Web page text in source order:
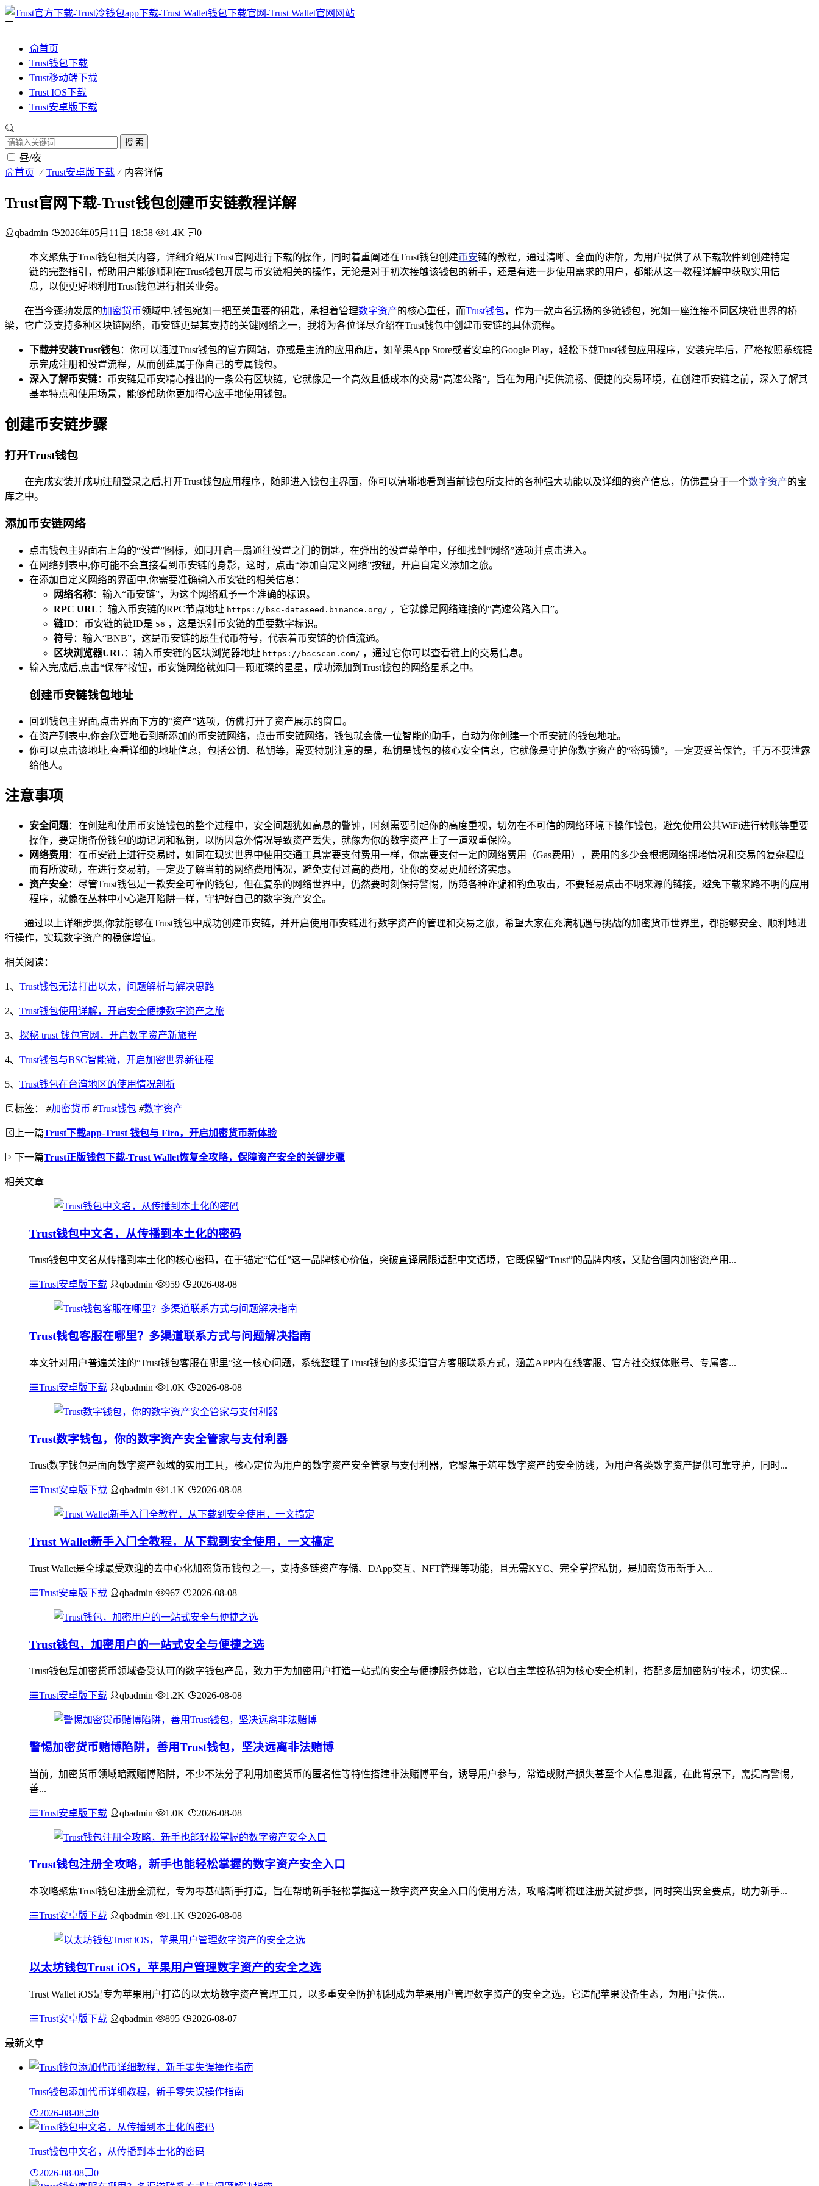
首页
Trust钱包下载
Trust移动端下载
Trust IOS下载
Trust安卓版下载
搜 索
昼/夜
首页 Trust安卓版下载 内容详情
Trust官网下载-Trust钱包创建币安链教程详解
qbadmin 2026年05月11日 18:58 1.4K 0
本文聚焦于Trust钱包相关内容，详细介绍从Trust官网进行下载的操作，同时着重阐述在Trust钱包创建币安链的教程，通过清晰、全面的讲解，为用户提供了从下载软件到创建特定
链的完整指引，帮助用户能够顺利在Trust钱包开展与币安链相关的操作，无论是对于初次接触该钱包的新手，还是有进一步使用需求的用户，都能从这一教程详解中获取实用信
息，以便更好地利用Trust钱包进行相关业务。
在当今蓬勃发展的加密货币领域中,钱包宛如一把至关重要的钥匙，承担着管理数字资产的核心重任，而Trust钱包，作为一款声名远扬的多链钱包，宛如一座连接不同区块链世界的桥
梁，它广泛支持多种区块链网络，币安链更是其支持的关键网络之一，我将为各位详尽介绍在Trust钱包中创建币安链的具体流程。
下载并安装Trust钱包：你可以通过Trust钱包的官方网站，亦或是主流的应用商店，如苹果App Store或者安卓的Google Play，轻松下载Trust钱包应用程序，安装完毕后，严格按照系统提
示完成注册和设置流程，从而创建属于你自己的专属钱包。
深入了解币安链：币安链是币安精心推出的一条公有区块链，它就像是一个高效且低成本的交易“高速公路”，旨在为用户提供流畅、便捷的交易环境，在创建币安链之前，深入了解其
基本特点和使用场景，能够帮助你更加得心应手地使用钱包。
创建币安链步骤
打开Trust钱包
在完成安装并成功注册登录之后,打开Trust钱包应用程序，随即进入钱包主界面，你可以清晰地看到当前钱包所支持的各种强大功能以及详细的资产信息，仿佛置身于一个数字资产的宝
库之中。
添加币安链网络
点击钱包主界面右上角的“设置”图标，如同开启一扇通往设置之门的钥匙，在弹出的设置菜单中，仔细找到“网络”选项并点击进入。
在网络列表中,你可能不会直接看到币安链的身影，这时，点击“添加自定义网络”按钮，开启自定义添加之旅。
在添加自定义网络的界面中,你需要准确输入币安链的相关信息：
网络名称：输入“币安链”，为这个网络赋予一个准确的标识。
RPC URL ：输入币安链的RPC节点地址 https://bsc-dataseed.binance.org/ ，它就像是网络连接的“高速公路入口”。
链ID ：币安链的链ID是 56 ，这是识别币安链的重要数字标识。
符号：输入“BNB”，这是币安链的原生代币符号，代表着币安链的价值流通。
区块浏览器URL ：输入币安链的区块浏览器地址 https://bscscan.com/ ，通过它你可以查看链上的交易信息。
输入完成后,点击“保存”按钮，币安链网络就如同一颗璀璨的星星，成功添加到Trust钱包的网络星系之中。
创建币安链钱包地址
回到钱包主界面,点击界面下方的“资产”选项，仿佛打开了资产展示的窗口。
在资产列表中,你会欣喜地看到新添加的币安链网络，点击币安链网络，钱包就会像一位智能的助手，自动为你创建一个币安链的钱包地址。
你可以点击该地址,查看详细的地址信息，包括公钥、私钥等，需要特别注意的是，私钥是钱包的核心安全信息，它就像是守护你数字资产的“密码锁”，一定要妥善保管，千万不要泄露
给他人。
注意事项
安全问题：在创建和使用币安链钱包的整个过程中，安全问题犹如高悬的警钟，时刻需要引起你的高度重视，切勿在不可信的网络环境下操作钱包，避免使用公共WiFi进行转账等重要
操作，要定期备份钱包的助记词和私钥，以防因意外情况导致资产丢失，就像为你的数字资产上了一道双重保险。
网络费用 ：在币安链上进行交易时，如同在现实世界中使用交通工具需要支付费用一样，你需要支付一定的网络费用（Gas费用），费用的多少会根据网络拥堵情况和交易的复杂程度
而有所波动，在进行交易前，一定要了解当前的网络费用情况，避免支付过高的费用，让你的交易更加经济实惠。
资产安全：尽管Trust钱包是一款安全可靠的钱包，但在复杂的网络世界中，仍然要时刻保持警惕，防范各种诈骗和钓鱼攻击，不要轻易点击不明来源的链接，避免下载来路不明的应用
程序，就像在丛林中小心避开陷阱一样，守护好自己的数字资产安全。
通过以上详细步骤,你就能够在Trust钱包中成功创建币安链，并开启使用币安链进行数字资产的管理和交易之旅，希望大家在充满机遇与挑战的加密货币世界里，都能够安全、顺利地进
行操作，实现数字资产的稳健增值。
相关阅读：
1、 Trust钱包无法打出以太，问题解析与解决思路
2、 Trust钱包使用详解，开启安全便捷数字资产之旅
3、 探秘 trust 钱包官网，开启数字资产新旅程
4、 Trust钱包与BSC智能链，开启加密世界新征程
5、 Trust钱包在台湾地区的使用情况剖析
标签： #加密货币 #Trust钱包 #数字资产
上一篇Trust下载app-Trust 钱包与 Firo，开启加密货币新体验
下一篇Trust正版钱包下载-Trust Wallet恢复全攻略，保障资产安全的关键步骤
相关文章
Trust钱包中文名，从传播到本土化的密码
Trust钱包中文名从传播到本土化的核心密码，在于锚定“信任”这一品牌核心价值，突破直译局限适配中文语境，它既保留“Trust”的品牌内核，又贴合国内加密资产用...
Trust安卓版下载 qbadmin 959 2026-08-08
Trust钱包客服在哪里？多渠道联系方式与问题解决指南
本文针对用户普遍关注的“Trust钱包客服在哪里”这一核心问题，系统整理了Trust钱包的多渠道官方客服联系方式，涵盖APP内在线客服、官方社交媒体账号、专属客...
Trust安卓版下载 qbadmin 1.0K 2026-08-08
Trust数字钱包，你的数字资产安全管家与支付利器
Trust数字钱包是面向数字资产领域的实用工具，核心定位为用户的数字资产安全管家与支付利器，它聚焦于筑牢数字资产的安全防线，为用户各类数字资产提供可靠守护，同时...
Trust安卓版下载 qbadmin 1.1K 2026-08-08
Trust Wallet新手入门全教程，从下载到安全使用，一文搞定
Trust Wallet是全球最受欢迎的去中心化加密货币钱包之一，支持多链资产存储、DApp交互、NFT管理等功能，且无需KYC、完全掌控私钥，是加密货币新手入...
Trust安卓版下载 qbadmin 967 2026-08-08
Trust钱包，加密用户的一站式安全与便捷之选
Trust钱包是加密货币领域备受认可的数字钱包产品，致力于为加密用户打造一站式的安全与便捷服务体验，它以自主掌控私钥为核心安全机制，搭配多层加密防护技术，切实保...
Trust安卓版下载 qbadmin 1.2K 2026-08-08
警惕加密货币赌博陷阱，善用Trust钱包，坚决远离非法赌博
当前，加密货币领域暗藏赌博陷阱，不少不法分子利用加密货币的匿名性等特性搭建非法赌博平台，诱导用户参与，常造成财产损失甚至个人信息泄露，在此背景下，需提高警惕，
善...
Trust安卓版下载 qbadmin 1.0K 2026-08-08
Trust钱包注册全攻略，新手也能轻松掌握的数字资产安全入口
本攻略聚焦Trust钱包注册全流程，专为零基础新手打造，旨在帮助新手轻松掌握这一数字资产安全入口的使用方法，攻略清晰梳理注册关键步骤，同时突出安全要点，助力新手...
Trust安卓版下载 qbadmin 1.1K 2026-08-08
以太坊钱包Trust iOS，苹果用户管理数字资产的安全之选
Trust Wallet iOS是专为苹果用户打造的以太坊数字资产管理工具，以多重安全防护机制成为苹果用户管理数字资产的安全之选，它适配苹果设备生态，为用户提供...
Trust安卓版下载 qbadmin 895 2026-08-07
最新文章
Trust钱包添加代币详细教程，新手零失误操作指南
2026-08-08 0
Trust钱包中文名，从传播到本土化的密码
2026-08-08 0